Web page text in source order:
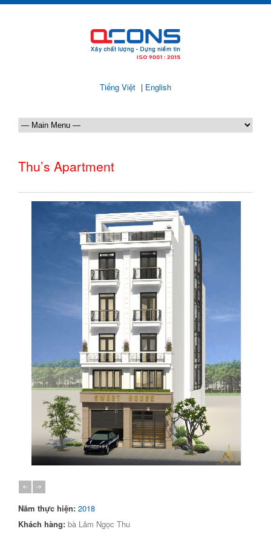
Tiếng Việt | English
Thu’s Apartment
2018
Khách hàng: bà Lâm Ngọc Thu